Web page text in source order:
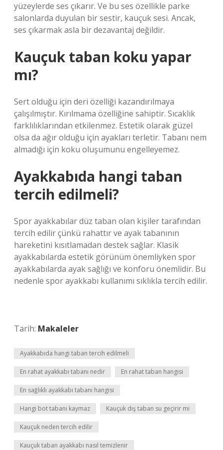
yüzeylerde ses çıkarır. Ve bu ses özellikle parke
salonlarda duyulan bir sestir, kauçuk sesi. Ancak,
ses çıkarmak asla bir dezavantaj değildir.
Kauçuk taban koku yapar
mı?
Sert olduğu için deri özelliği kazandırılmaya
çalışılmıştır. Kırılmama özelliğine sahiptir. Sıcaklık
farklılıklarından etkilenmez. Estetik olarak güzel
olsa da ağır olduğu için ayakları terletir. Tabanı nem
almadığı için koku oluşumunu engelleyemez.
Ayakkabıda hangi taban
tercih edilmeli?
Spor ayakkabılar düz taban olan kişiler tarafından
tercih edilir çünkü rahattır ve ayak tabanının
hareketini kısıtlamadan destek sağlar. Klasik
ayakkabılarda estetik görünüm önemliyken spor
ayakkabılarda ayak sağlığı ve konforu önemlidir. Bu
nedenle spor ayakkabı kullanımı sıklıkla tercih edilir.
Tarih: Makaleler
Ayakkabıda hangi taban tercih edilmeli
En rahat ayakkabı tabanı nedir En rahat taban hangisi
En sağlıklı ayakkabı tabanı hangisi
Hangi bot tabanı kaymaz Kauçuk dış taban su geçirir mi
Kauçuk neden tercih edilir
Kauçuk taban ayakkabı nasıl temizlenir